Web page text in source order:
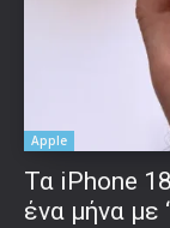
Apple
Τα iPhone
ένα μήνα με